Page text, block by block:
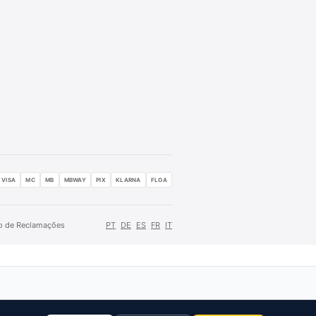
VISA MC MB MBWAY PIX KLARNA FLOA
de Reclamações PT DE ES FR IT